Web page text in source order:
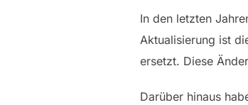
In den letzten
Aktualisierung ist
ersetzt. Diese
Darüber hinaus